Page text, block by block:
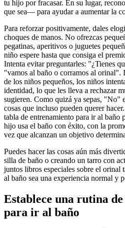
tu hijo por fracasar. En su lugar,
que sea— para ayudar a aumentar la
Para reforzar positivamente, dales
choques de manos. No ofrezcas
pegatinas, aperitivos o juguetes
niño espere hasta que consiga el
Intenta evitar preguntarles: "¿Tienes
"vamos al baño o corramos al orinal".
de los niños pequeños, los niños
identidad, lo que les lleva a rechazar
sugieren. Como quizá ya sepas, "No"
cosas que incluso pueden querer
tabla de entrenamiento para ir al baño
hijo usa el baño con éxito, con la
vez que alcanzan un objetivo
Puedes hacer las cosas aún más
silla de baño o creando un tarro con
juntos libros especiales sobre el orinal
al baño sea una experiencia normal y
Establece una rutina
para ir al baño